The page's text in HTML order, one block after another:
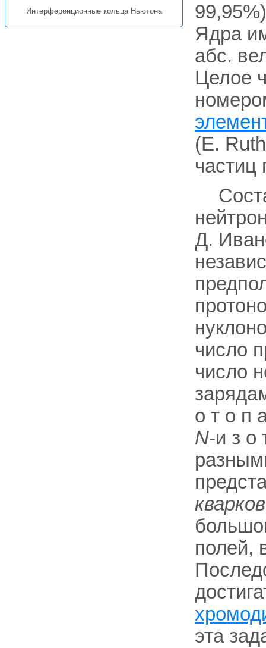
Интерференционные кольца Ньютона
Ядра
абс.
Целое
(Е.
частиц
Д.
число
число
о т о п
N-и з о
кварков
полей,
эта